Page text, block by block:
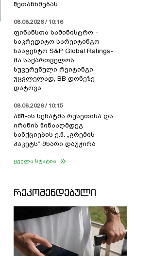
შეთანხმებას
08.08.2026 / 10:16
ფინანსთა სამინისტრო -
საკრედიტო სარეიტინგო
სააგენტო S&P Global Ratings-
მა საქართველოს
სუვერენული რეიტინგი
უცვლელად, BB დონეზე
დატოვა
08.08.2026 / 10:15
აშშ-ის სენატმა რუსეთისა და
ირანის წინააღმდეგ
სანქციების ე.წ. „გრემის
პაკეტს” მხარი დაუჭირა
ყველა სტატია
ᲠᲔᲙᲝᲛᲔᲜᲓᲔᲑᲣᲚᲘ